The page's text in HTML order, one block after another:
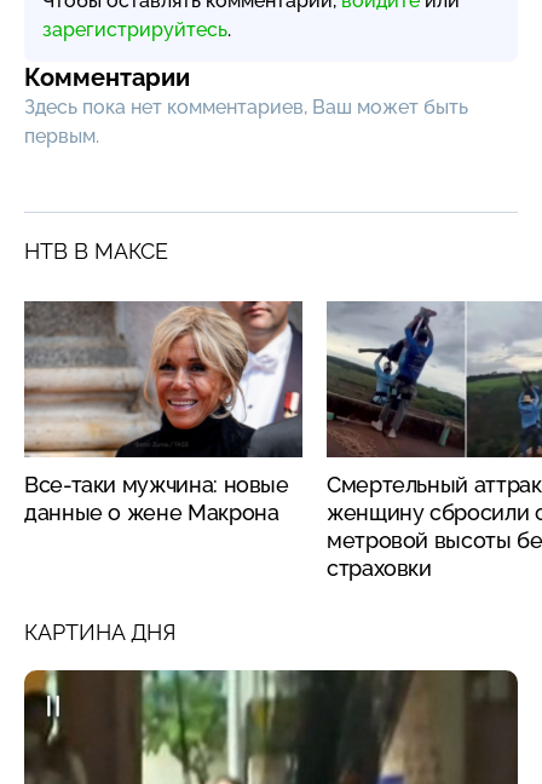
зарегистрируйтесь.
Комментарии
Здесь пока нет комментариев, Ваш может быть
первым.
НТВ В МАКСЕ
Все-таки мужчина: новые
данные о жене Макрона
Смертельный
женщину сбросили
метровой высоты
страховки
КАРТИНА ДНЯ